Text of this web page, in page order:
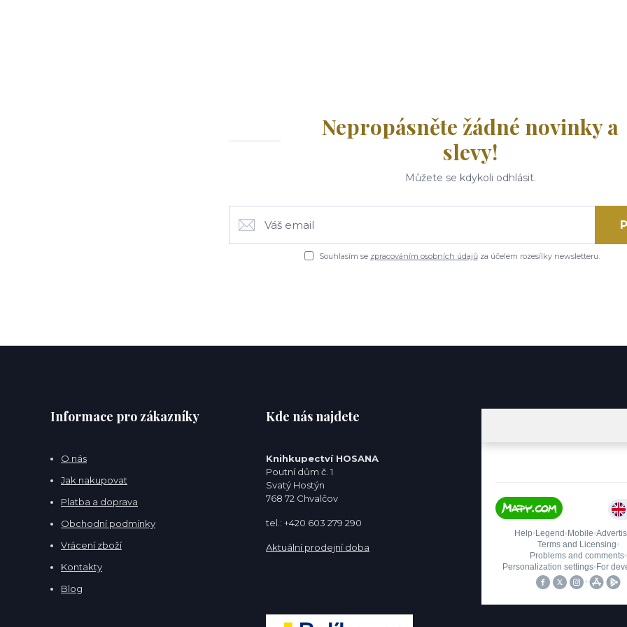
Nepropásněte žádné novinky a
slevy!
Můžete se kdykoli odhlásit.
Souhlasím se zpracováním osobních údajůza účelem rozesílky newsletteru.
Informace pro zákazníky
O nás
Jak nakupovat
Platba a doprava
Obchodní podmínky
Vrácení zboží
Kontakty
Blog
Kde nás najdete
Knihkupectví HOSANA
Poutní dům č. 1
Svatý Hostýn
768 72 Chvalčov
tel.: +420 603 279 290
Aktuální prodejní doba